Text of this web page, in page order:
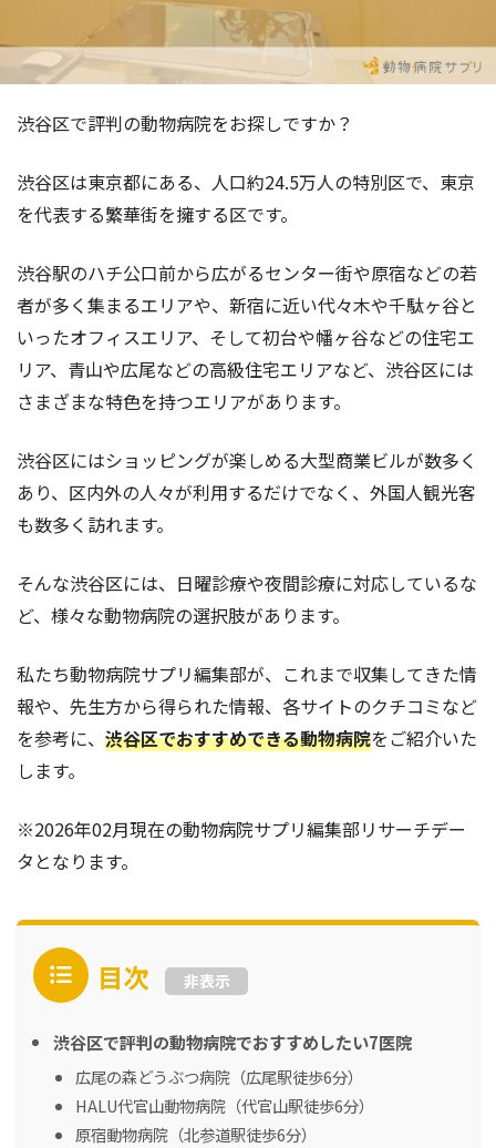
渋谷区で評判の動物病院をお探しですか？
渋谷区は東京都にある、人口約24.5万人の特別区で、東京
を代表する繁華街を擁する区です。
渋谷駅のハチ公口前から広がるセンター街や原宿などの若
者が多く集まるエリアや、新宿に近い代々木や千駄ヶ谷と
いったオフィスエリア、そして初台や幡ヶ谷などの住宅エ
リア、青山や広尾などの高級住宅エリアなど、渋谷区には
さまざまな特色を持つエリアがあります。
渋谷区にはショッピングが楽しめる大型商業ビルが数多く
あり、区内外の人々が利用するだけでなく、外国人観光客
も数多く訪れます。
そんな渋谷区には、日曜診療や夜間診療に対応しているな
ど、様々な動物病院の選択肢があります。
私たち動物病院サプリ編集部が、これまで収集してきた情
報や、先生方から得られた情報、各サイトのクチコミなど
を参考に、 渋谷区でおすすめできる動物病院をご紹介いた
します。
※2026年02月現在の動物病院サプリ編集部リサーチデー
タとなります。
目次 非表示
渋谷区で評判の動物病院でおすすめしたい7医院
広尾の森どうぶつ病院（広尾駅徒歩6分）
HALU代官山動物病院（代官山駅徒歩6分）
原宿動物病院（北参道駅徒歩6分）